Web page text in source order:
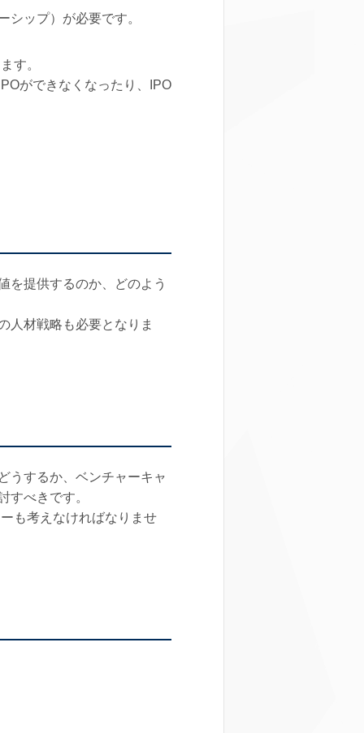
ップ）が必要です。
す。
ができなくなったり、IPO
を提供するのか、どのよう
人材戦略も必要となりま
うするか、ベンチャーキャ
すべきです。
も考えなければなりませ